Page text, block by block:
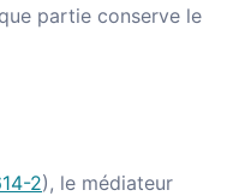
partie conserve le
2), le médiateur